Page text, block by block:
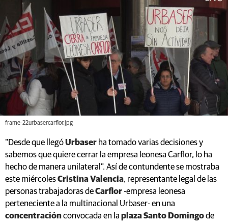
frame-22urbasercarflor.jpg
"Desde que llegóUrbaser ha tomado varias decisiones y
sabemos que quiere cerrar la empresa leonesa Carflor, lo ha
hecho de manera unilateral". Así de contundente se mostraba
este miércolesCristina Valencia, representante legal de las
personas trabajadoras deCarflor -empresa leonesa
perteneciente a la multinacional Urbaser- en una
concentraciónconvocada en la plaza Santo Domingode